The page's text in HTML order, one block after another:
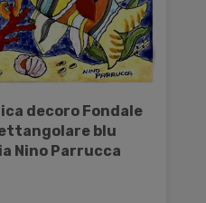
decoro Fondale
blu
Nino Parrucca